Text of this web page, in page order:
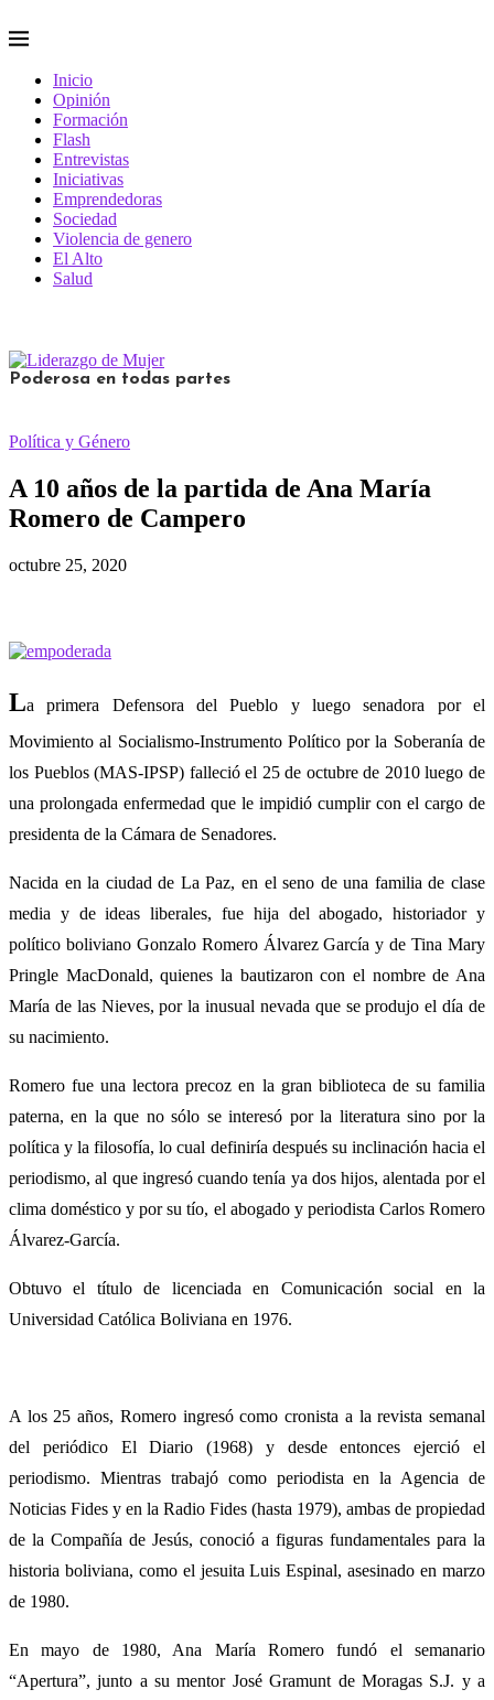
Inicio
Opinión
Formación
Flash
Entrevistas
Iniciativas
Emprendedoras
Sociedad
Violencia de genero
El Alto
Salud
Poderosa en todas partes
Política y Género
A 10 años de la partida de Ana María
Romero de Campero
octubre 25, 2020
La primera Defensora del Pueblo y luego senadora por el
Movimiento al Socialismo-Instrumento Político por la Soberanía de
los Pueblos (MAS-IPSP) falleció el 25 de octubre de 2010 luego de
una prolongada enfermedad que le impidió cumplir con el cargo de
presidenta de la Cámara de Senadores.
Nacida en la ciudad de La Paz, en el seno de una familia de clase
media y de ideas liberales, fue hija del abogado, historiador y
político boliviano Gonzalo Romero Álvarez García y de Tina Mary
Pringle MacDonald, quienes la bautizaron con el nombre de Ana
María de las Nieves, por la inusual nevada que se produjo el día de
su nacimiento.
Romero fue una lectora precoz en la gran biblioteca de su familia
paterna, en la que no sólo se interesó por la literatura sino por la
política y la filosofía, lo cual definiría después su inclinación hacia el
periodismo, al que ingresó cuando tenía ya dos hijos, alentada por el
clima doméstico y por su tío, el abogado y periodista Carlos Romero
Álvarez-García.
Obtuvo el título de licenciada en Comunicación social en la
Universidad Católica Boliviana en 1976.
A los 25 años, Romero ingresó como cronista a la revista semanal
del periódico El Diario (1968) y desde entonces ejerció el
periodismo. Mientras trabajó como periodista en la Agencia de
Noticias Fides y en la Radio Fides (hasta 1979), ambas de propiedad
de la Compañía de Jesús, conoció a figuras fundamentales para la
historia boliviana, como el jesuita Luis Espinal, asesinado en marzo
de 1980.
En mayo de 1980, Ana María Romero fundó el semanario
“Apertura”, junto a su mentor José Gramunt de Moragas S.J. y a